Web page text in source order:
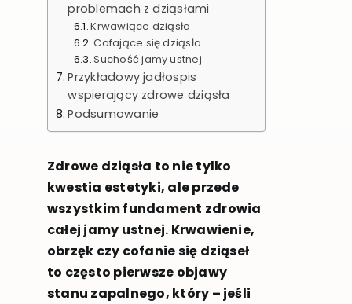
problemach z dziąsłami
Krwawiące dziąsła
Cofające się dziąsła
Suchość jamy ustnej
Przykładowy jadłospis
wspierający zdrowe dziąsła
Podsumowanie
Zdrowe dziąsła to nie tylko
kwestia estetyki, ale przede
wszystkim fundament zdrowia
całej jamy ustnej. Krwawienie,
obrzęk czy cofanie się dziąseł
to często pierwsze objawy
stanu zapalnego, który – jeśli